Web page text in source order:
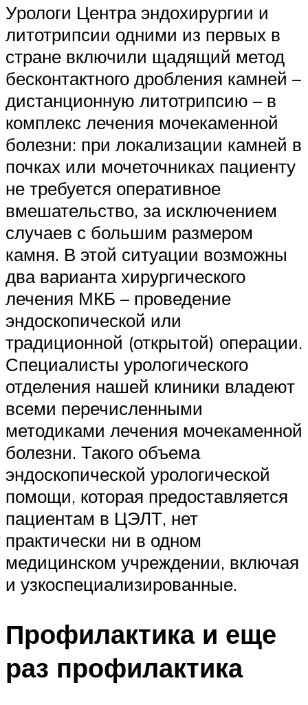
Урологи Центра эндохирургии и
литотрипсии одними из первых в
стране включили щадящий метод
бесконтактного дробления камней –
дистанционную литотрипсию – в
комплекс лечения мочекаменной
болезни: при локализации камней в
почках или мочеточниках пациенту
не требуется оперативное
вмешательство, за исключением
случаев с большим размером
камня. В этой ситуации возможны
два варианта хирургического
лечения МКБ – проведение
эндоскопической или
традиционной (открытой) операции.
Специалисты урологического
отделения нашей клиники владеют
всеми перечисленными
методиками лечения мочекаменной
болезни. Такого объема
эндоскопической урологической
помощи, которая предоставляется
пациентам в ЦЭЛТ, нет
практически ни в одном
медицинском учреждении, включая
и узкоспециализированные.
Профилактика и еще
раз профилактика